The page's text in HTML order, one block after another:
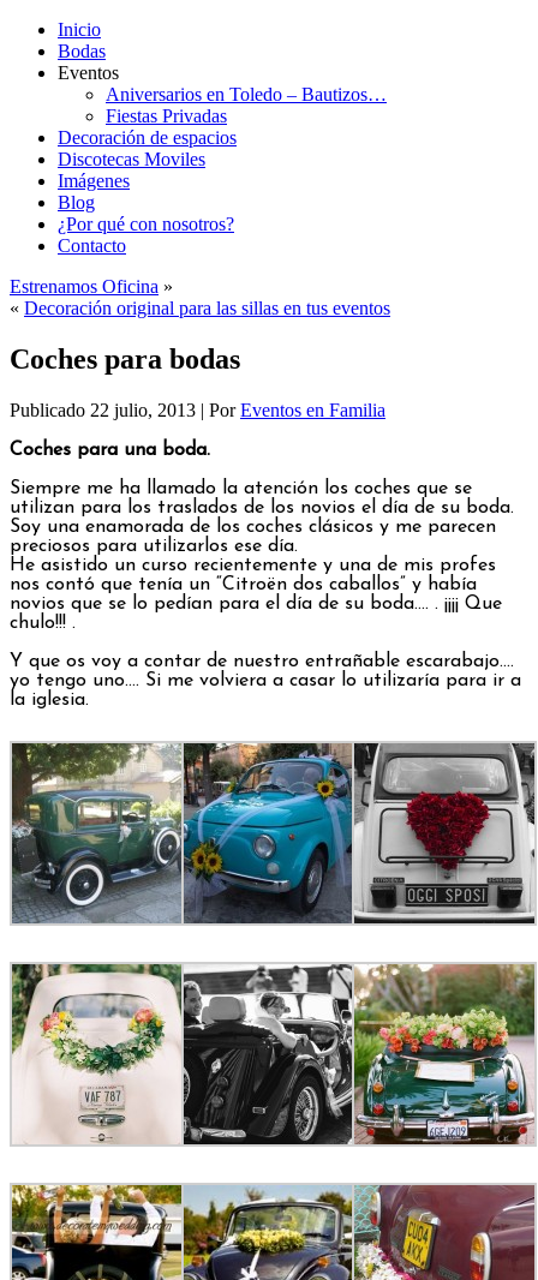
Inicio
Bodas
Eventos
Aniversarios en Toledo – Bautizos…
Fiestas Privadas
Decoración de espacios
Discotecas Moviles
Imágenes
Blog
¿Por qué con nosotros?
Contacto
Estrenamos Oficina »
« Decoración original para las sillas en tus eventos
Coches para bodas
Publicado 22 julio, 2013 | Por Eventos en Familia
Coches para una boda.
Siempre me ha llamado la atención los coches que se
utilizan para los traslados de los novios el día de su boda.
Soy una enamorada de los coches clásicos y me parecen
preciosos para utilizarlos ese día.
He asistido un curso recientemente y una de mis profes
nos contó que tenía un “Citroën dos caballos” y había
novios que se lo pedían para el día de su boda…. . ¡¡¡¡ Que
chulo!!! .
Y que os voy a contar de nuestro entrañable escarabajo….
yo tengo uno…. Si me volviera a casar lo utilizaría para ir a
la iglesia.